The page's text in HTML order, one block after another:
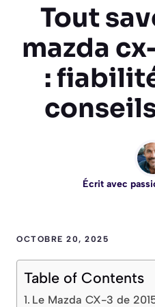
Tout
mazda
:
Écrit avec
OCTOBRE 20, 2025
Table of Contents
Le Mazda CX-3 de